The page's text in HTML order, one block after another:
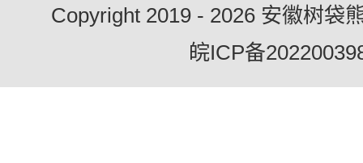
Copyright 2019 - 2026 安徽树袋
皖ICP备